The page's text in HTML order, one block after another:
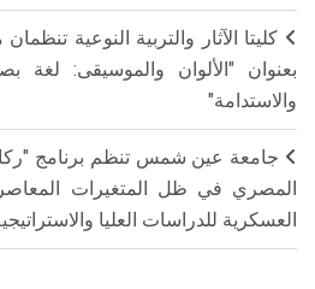
كليتا الآثار والتربية النوعية
بعنوان "الألوان والموسيقى: لغة
والاستدامة"
جامعة عين شمس تنظم برنامج
المصري في ظل المتغيرات
العسكرية للدراسات العليا